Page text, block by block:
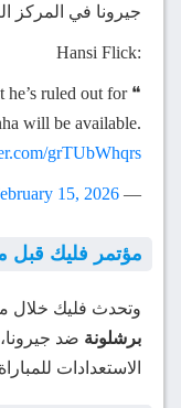
جيرونا في المركز
Hansi Flick:
he’s ruled out for
will be available.
grTUbWhqrs
— FC Barcelona (@FCBarcelona)
15, 2026
مؤتمر فليك قبل
وتحدث فليك خلال
برشلونة ضد
الاستعدادات